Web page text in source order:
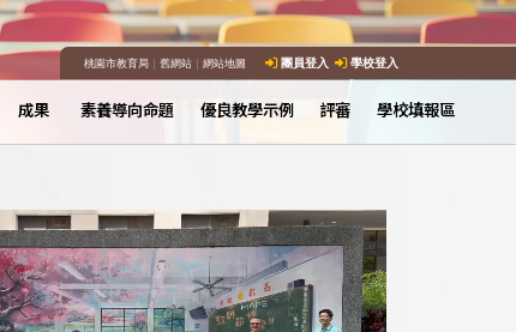
桃園市教育局｜ 舊網站｜ 網站地圖 團員登入 學校登入
成果 素養導向命題 優良教學示例 評審 學校填報區